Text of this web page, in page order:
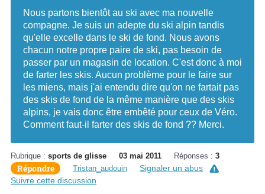
Nous partons bientôt au ski avec ma nouvelle
compagne. Je suis un adepte du ski alpin tandis
qu'elle excelle dans le ski de fond. Nous avons
chacun notre propre paire de ski, pas besoin de
passer par un magasin de location. C'est donc à moi
de farter les skis. Aucun problème pour le faire sur
les miens, mais j'ai entendu dire qu'on ne fartait pas
des skis de fond de la même manière que des skis
alpins, je vais donc être embêté pour ceux de Véro.
Comment faut-il farter des skis de fond ?? Merci.
Rubrique : sports de glisse 03 mai 2011 Réponses : 3
Répondre Tristan_audouin
Signaler un abus
Suivre cette discussion